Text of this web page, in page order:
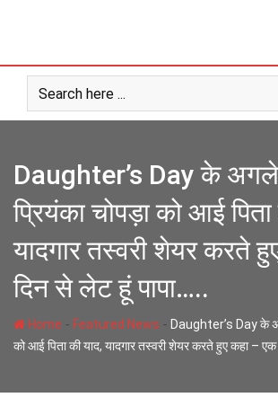
Daughter’s Day के अगले
प्रियंका चोपड़ा को आई
यादगार तस्वरी शेयर करते
दिन से लेट हूं पापा…..
Home - Featured News - Daughter’s Day के
को आई पिता की याद, यादगार तस्वरी शेयर करते हुए कहा – एक